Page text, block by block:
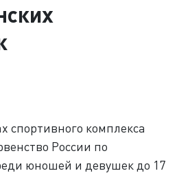
спортивного комплекса
России по
юношей и девушек до 17